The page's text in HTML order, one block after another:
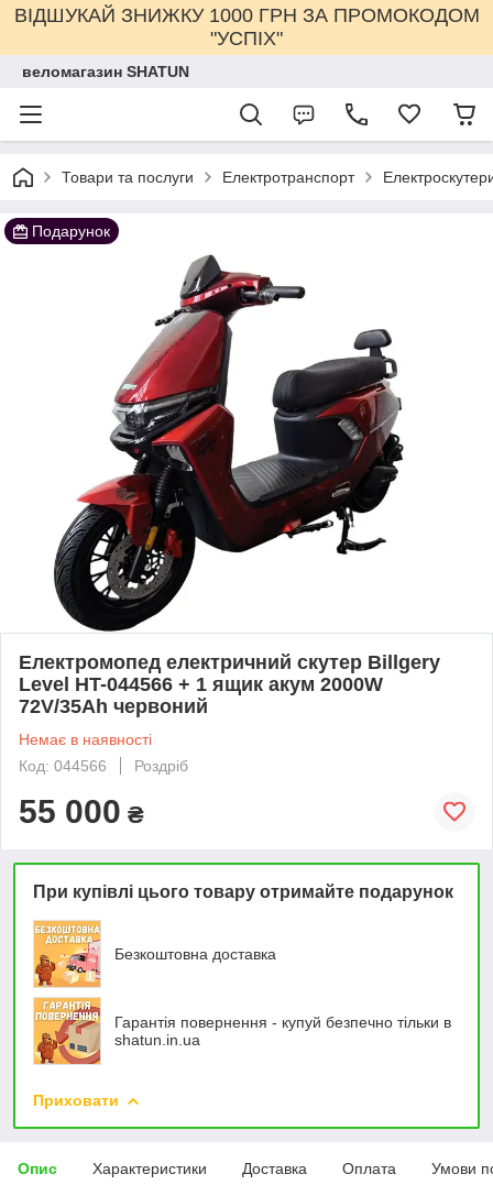
ВІДШУКАЙ ЗНИЖКУ 1000 ГРН ЗА ПРОМОКОДОМ
"УСПІХ"
веломагазин SHATUN
Товари та послуги Електротранспорт
Подарунок
Електромопед електричний скутер Billgery
Level HT-044566 + 1 ящик акум 2000W
72V/35Ah червоний
Немає в наявності
Код: 044566
Роздріб
55 000 ₴
При купівлі цього товару отримайте подарунок
Безкоштовна доставка
Гарантія повернення - купуй безпечно тільки в
shatun.in.ua
Приховати
Опис Характеристики Доставка Оплата Умови